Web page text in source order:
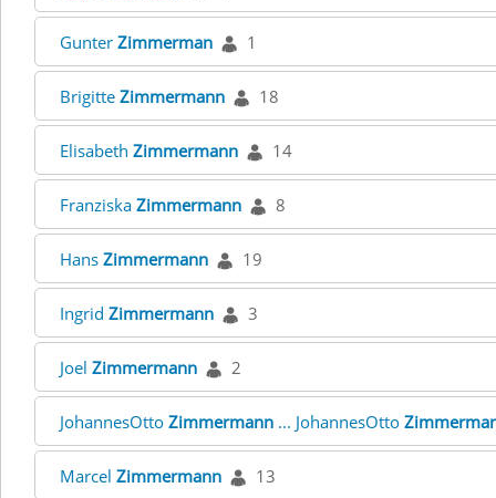
Gunter Zimmerman 1
Brigitte Zimmermann 18
Elisabeth Zimmermann 14
Franziska Zimmermann 8
Hans Zimmermann 19
Ingrid Zimmermann 3
Joel Zimmermann 2
JohannesOtto Zimmermann ... JohannesOtto
Marcel Zimmermann 13